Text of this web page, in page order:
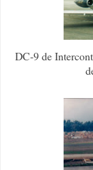
DC-9 de